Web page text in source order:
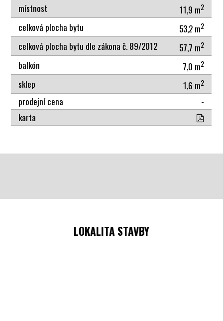
místnost 11,9 m2
celková plocha bytu 53,2 m2
celková plocha bytu dle zákona č. 89/2012 57,7 m2
balkón 7,0 m2
sklep 1,6 m2
prodejní cena
-
karta
LOKALITA STAVBY